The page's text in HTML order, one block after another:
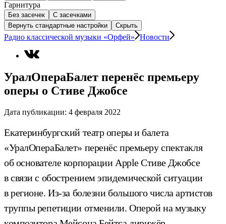
Гарнитура
Без засечек
С засечками
Вернуть стандартные настройки
Скрыть
Радио классической музыки «Орфей» Новости
УралОпераБалет перенёс премьеру
оперы о Стиве Джобсе
Дата публикации: 4 февраля 2022
Екатеринбургский театр оперы и балета
«УралОпераБалет» перенёс премьеру спектакля
об основателе корпорации Apple Стиве Джобсе
в связи с обострением эпидемической ситуации
в регионе. Из-за болезни большого числа артистов
труппы репетиции отменили. Оперой на музыку